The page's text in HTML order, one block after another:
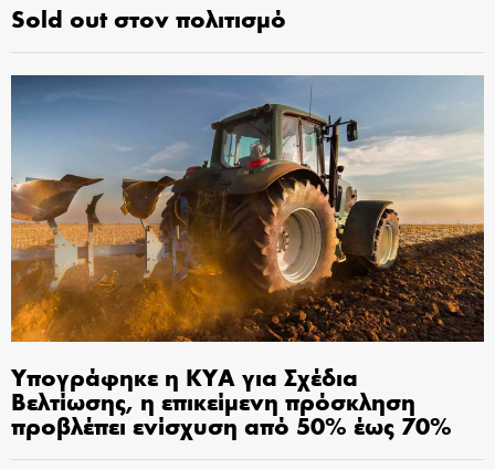
Sold out στον πολιτισμό
Υπογράφηκε η ΚΥΑ για Σχέδια
Βελτίωσης, η επικείμενη πρόσκληση
προβλέπει ενίσχυση από 50% έως 70%